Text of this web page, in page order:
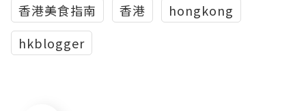
香港美食指南
香港
hongkong
hkblogger